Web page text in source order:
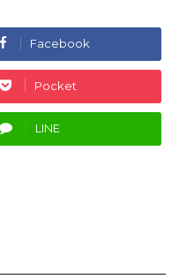
Facebook
Pocket
LINE